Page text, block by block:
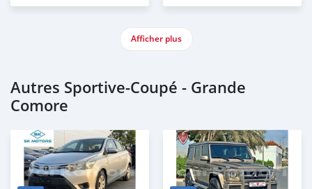
Afficher plus
Autres Sportive‒Coupé - Grande
Comore